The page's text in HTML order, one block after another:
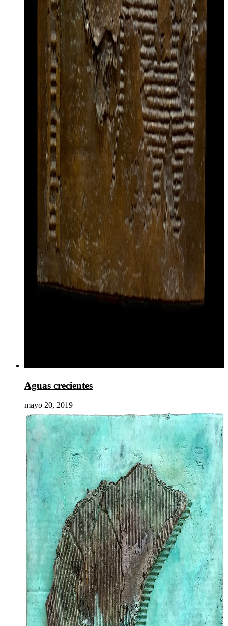
Aguas crecientes
mayo 20, 2019